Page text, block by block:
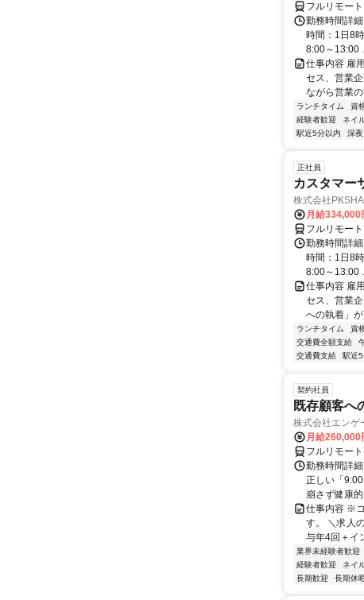
フルリモート
勤務時間詳
時間：1日8
8:00～13:00
仕事内容 雇
セス、営業
ながら営業
ランチタイム 資
経験者歓迎
ネイ
駅近5分以内
深夜
正社員
カスタマー
株式会社
月給334,000
フルリモート
勤務時間詳
時間：1日8
8:00～13:00
仕事内容 雇
セス、営業
への執着」
ランチタイム 資
交通費全額支給
交通費支給
駅近
契約社員
既存顧客へ
株式会社エンゲ
月給260,000
フルリモート
勤務時間詳
正しい「
崩さず健康
仕事内容 ※
す。 ＼求人
与年4回＋イ
業界未経験者歓迎
経験者歓迎
ネイ
長期歓迎
長期休